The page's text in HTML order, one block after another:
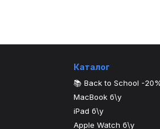
Каталог
📚 Back to School -
MacBook б\у
iPad б\у
Apple Watch б\у